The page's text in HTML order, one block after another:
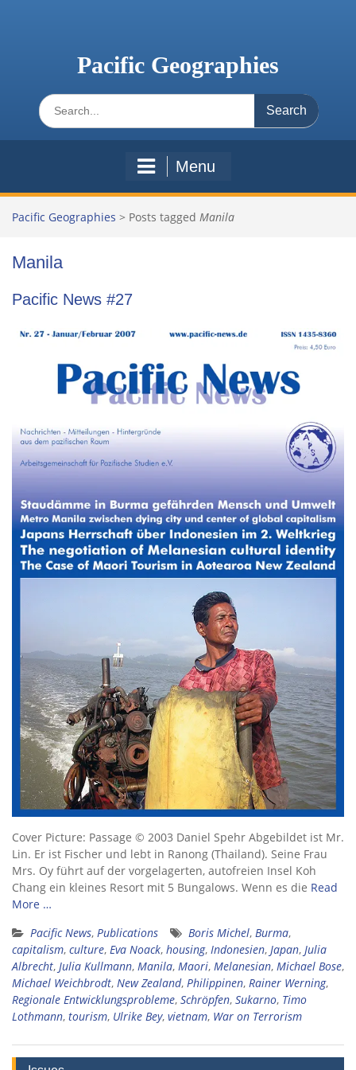
Pacific Geographies
Search
for:
Menu
Pacific Geographies > Posts tagged Manila
Manila
Pacific News #27
Cover Picture: Passage © 2003 Daniel Spehr Abgebildet ist Mr.
Lin. Er ist Fischer und lebt in Ranong (Thailand). Seine Frau
Mrs. Oy führt auf der vorgelagerten, autofreien Insel Koh
Chang ein kleines Resort mit 5 Bungalows. Wenn es die Read
More …
Pacific News, Publications Boris Michel, Burma,
capitalism, culture, Eva Noack, housing, Indonesien, Japan, Julia
Albrecht, Julia Kullmann, Manila, Maori, Melanesian, Michael Bose,
Michael Weichbrodt, New Zealand, Philippinen, Rainer Werning,
Regionale Entwicklungsprobleme, Schröpfen, Sukarno, Timo
Lothmann, tourism, Ulrike Bey, vietnam, War on Terrorism